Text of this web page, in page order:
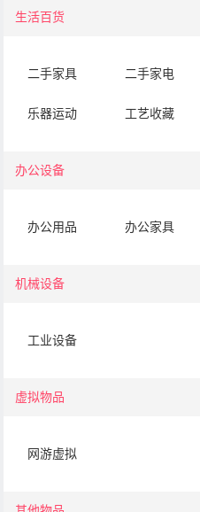
生活百货
二手家具 二手家电
乐器运动 工艺收藏
办公设备
办公用品 办公家具
机械设备
工业设备
虚拟物品
网游虚拟